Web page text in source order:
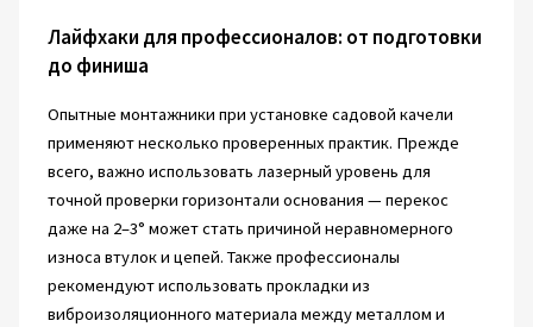
Лайфхаки для профессионалов: от подготовки
до финиша
Опытные монтажники при установке садовой качели
применяют несколько проверенных практик. Прежде
всего, важно использовать лазерный уровень для
точной проверки горизонтали основания — перекос
даже на 2–3° может стать причиной неравномерного
износа втулок и цепей. Также профессионалы
рекомендуют использовать прокладки из
виброизоляционного материала между металлом и